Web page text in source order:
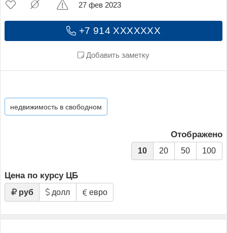
+7 914 XXXXXXX
Добавить заметку
27 фев 2023
недвижимость в свободном
Отображено
10 20 50 100
Цена по курсу ЦБ
руб долл евро